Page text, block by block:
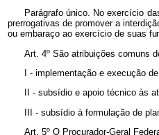
Parágrafo único. No exercício
prerrogativas de promover a
ou embaraço ao exercício de suas
Art. 4º São atribuições comuns
I - implementação e execução
II - subsídio e apoio técnico às
III - subsídio à formulação de
Art. 5º O Procurador-Geral